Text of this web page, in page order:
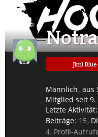
Jimi Blue
Männlich aus
Mitglied seit 9.
Letzte Aktivität:
Beiträge 15
4 Profil-